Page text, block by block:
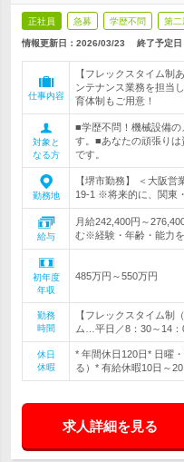
正社員 急募 学歴不問 第二
情報更新日：2026/03/23 終了予定日
仕事内容
【フレックスタイム制
ンテナンス業務を担当
育体制もご用意！
対象と
なる方
■学歴不問！機械設備
す。■あなたの頑張り
です。
勤務地
【堺市勤務】 ＜大阪
19-1 ※将来的に、関東
給与
月給242,400円～
む※経験・年齢・能力
初年度
年収
485万円～550万円
勤務
時間
【フレックスタイム制
ム…平日／8：30～14：
休日
休暇
* 年間休日120日* 日曜
る）* 有給休暇10日～
求人詳細を見る